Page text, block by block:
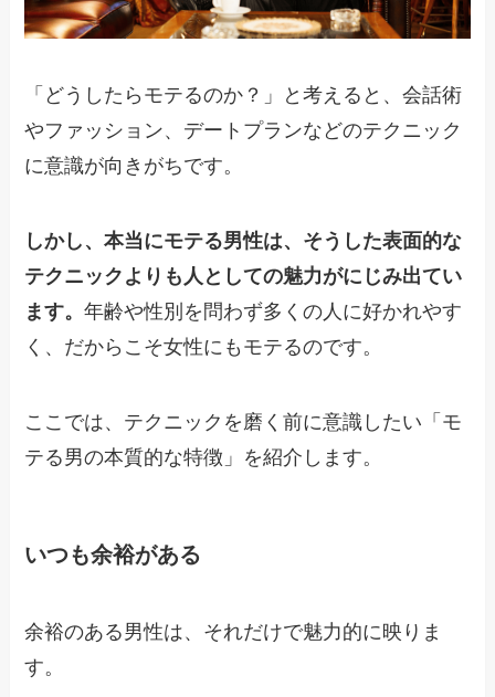
「どうしたらモテるのか？」と考えると、会話術
やファッション、デートプランなどのテクニック
に意識が向きがちです。
しかし、本当にモテる男性は、そうした表面的な
テクニックよりも人としての魅力がにじみ出てい
ます。年齢や性別を問わず多くの人に好かれやす
く、だからこそ女性にもモテるのです。
ここでは、テクニックを磨く前に意識したい「モ
テる男の本質的な特徴」を紹介します。
いつも余裕がある
余裕のある男性は、それだけで魅力的に映りま
す。